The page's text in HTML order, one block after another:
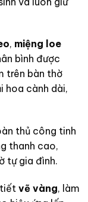
, miệng loe
bình được
trên bàn thờ
hoa cành dài,
thủ công tinh
thanh cao,
tự gia đình.
vẽ vàng, làm